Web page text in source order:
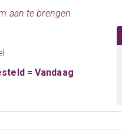
aan te brengen
= Vandaag